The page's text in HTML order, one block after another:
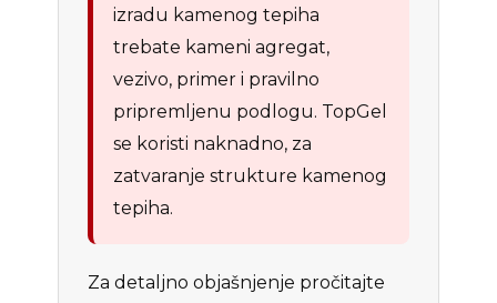
izradu kamenog tepiha
trebate kameni agregat,
vezivo, primer i pravilno
pripremljenu podlogu. TopGel
se koristi naknadno, za
zatvaranje strukture kamenog
tepiha.
Za detaljno objašnjenje pročitajte